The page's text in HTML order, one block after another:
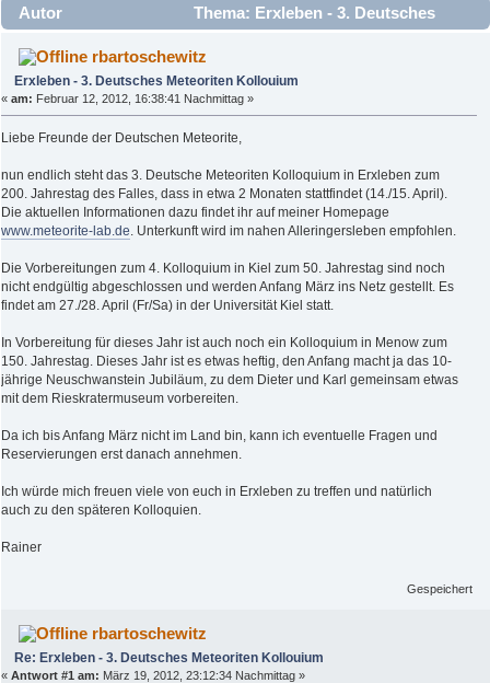
Autor
Thema: Erxleben - 3. Deutsches
Meteoriten Kollouium (Gelesen 19612 mal)
rbartoschewitz
Erxleben - 3. Deutsches Meteoriten Kollouium
« am: Februar 12, 2012, 16:38:41 Nachmittag »
Liebe Freunde der Deutschen Meteorite,
nun endlich steht das 3. Deutsche Meteoriten Kolloquium in Erxleben zum
200. Jahrestag des Falles, dass in etwa 2 Monaten stattfindet (14./15. April).
Die aktuellen Informationen dazu findet ihr auf meiner Homepage
www.meteorite-lab.de. Unterkunft wird im nahen Alleringersleben empfohlen.
Die Vorbereitungen zum 4. Kolloquium in Kiel zum 50. Jahrestag sind noch
nicht endgültig abgeschlossen und werden Anfang März ins Netz gestellt. Es
findet am 27./28. April (Fr/Sa) in der Universität Kiel statt.
In Vorbereitung für dieses Jahr ist auch noch ein Kolloquium in Menow zum
150. Jahrestag. Dieses Jahr ist es etwas heftig, den Anfang macht ja das 10-
jährige Neuschwanstein Jubiläum, zu dem Dieter und Karl gemeinsam etwas
mit dem Rieskratermuseum vorbereiten.
Da ich bis Anfang März nicht im Land bin, kann ich eventuelle Fragen und
Reservierungen erst danach annehmen.
Ich würde mich freuen viele von euch in Erxleben zu treffen und natürlich
auch zu den späteren Kolloquien.
Rainer
Gespeichert
rbartoschewitz
Re: Erxleben - 3. Deutsches Meteoriten Kollouium
« Antwort #1 am: März 19, 2012, 23:12:34 Nachmittag »